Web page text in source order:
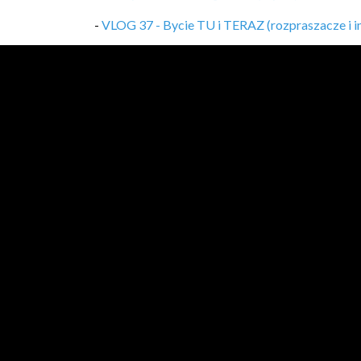
- VLOG 37 - Bycie TU i TERAZ (rozpraszacze i